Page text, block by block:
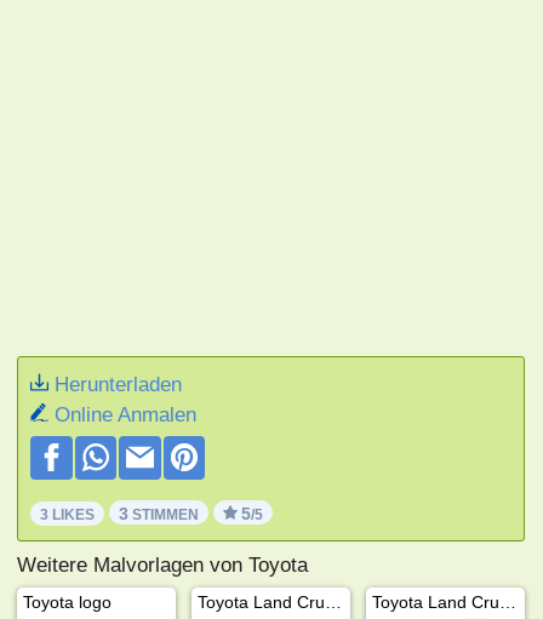
Herunterladen
Online Anmalen
3 LIKES 3 STIMMEN 5/5
Weitere Malvorlagen von Toyota
Toyota logo